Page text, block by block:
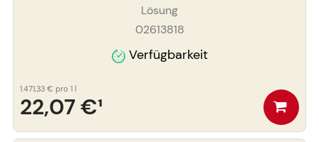
Lösung
02613818
Verfügbarkeit
22,07 €¹
1.471,33 € pro 1 l